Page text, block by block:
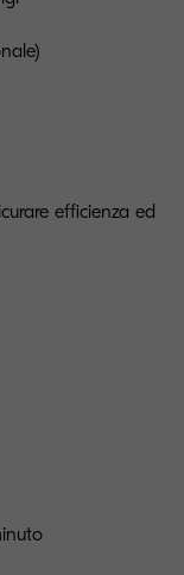
efficienza ed